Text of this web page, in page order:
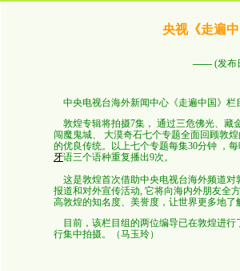
央视《走遍
—— (发布
中央电视台海外新闻中心《走遍中国》
敦煌专辑将拍摄7集， 通过三危佛光、藏
闯魔鬼城、 大漠奇石七个专题全面回顾敦
的优良传统。以上七个专题每集30分钟 ，
牙语三个语种重复播出9次。
这是敦煌首次借助中央电视台海外频道对
报道和对外宣传活动, 它将向海内外朋友全
高敦煌的知名度、美誉度，让世界更多地
目前，该栏目组的两位编导已在敦煌进行
行集中拍摄。（马玉玲）